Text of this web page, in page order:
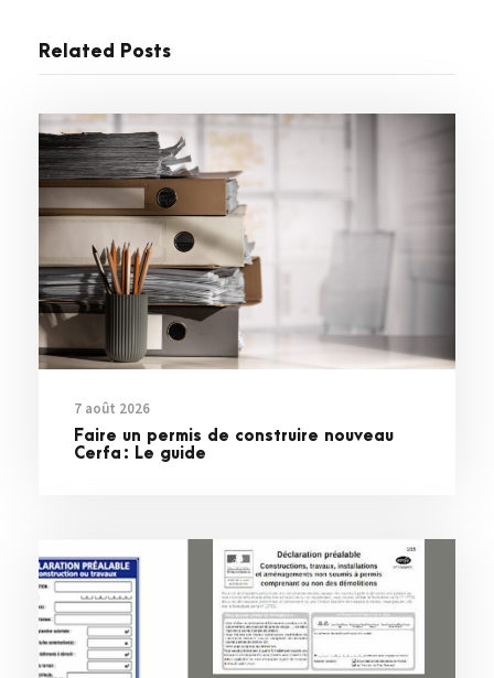
Related Posts
7 août 2026
Faire un permis de construire nouveau
Cerfa : Le guide